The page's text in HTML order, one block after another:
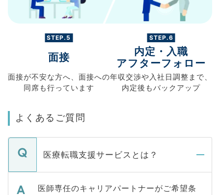
STEP.5
面接
面接が不安な方へ、 面接への
同席も行っています
STEP.6
内定・入職
アフターフォロー
年収交渉や入社日調整まで、
内定後もバックアップ
よくあるご質問
医療転職支援サービスとは？
医師専任のキャリアパートナーがご希望条